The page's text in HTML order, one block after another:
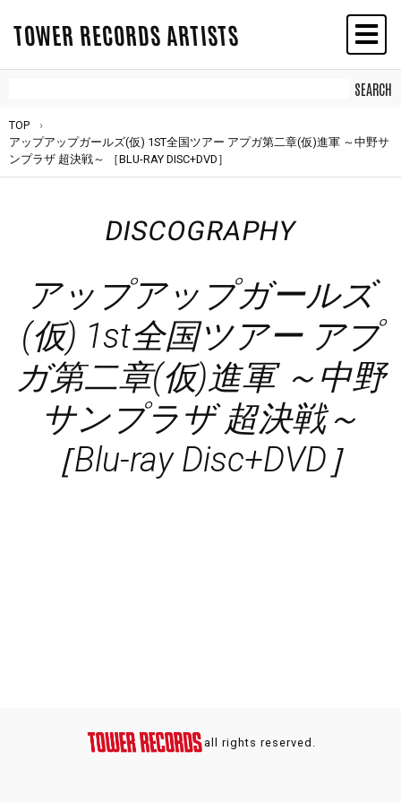
TOWER RECORDS ARTISTS
TOP
アップアップガールズ(仮) 1ST全国ツアー アプガ第二章(仮)進軍 ～中野サ
ンプラザ 超決戦～ ［BLU-RAY DISC+DVD］
DISCOGRAPHY
アップアップガールズ
(仮) 1st全国ツアー アプ
ガ第二章(仮)進軍 ～中野
サンプラザ 超決戦～
［Blu-ray Disc+DVD］
all rights reserved.